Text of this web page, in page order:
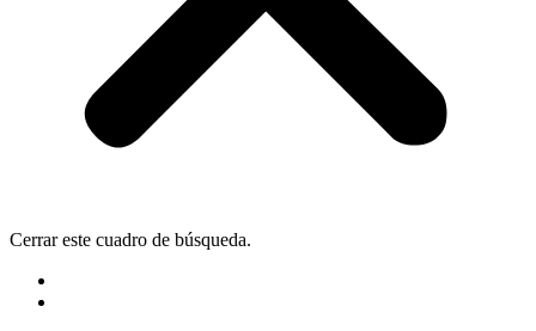
Cerrar este cuadro de búsqueda.